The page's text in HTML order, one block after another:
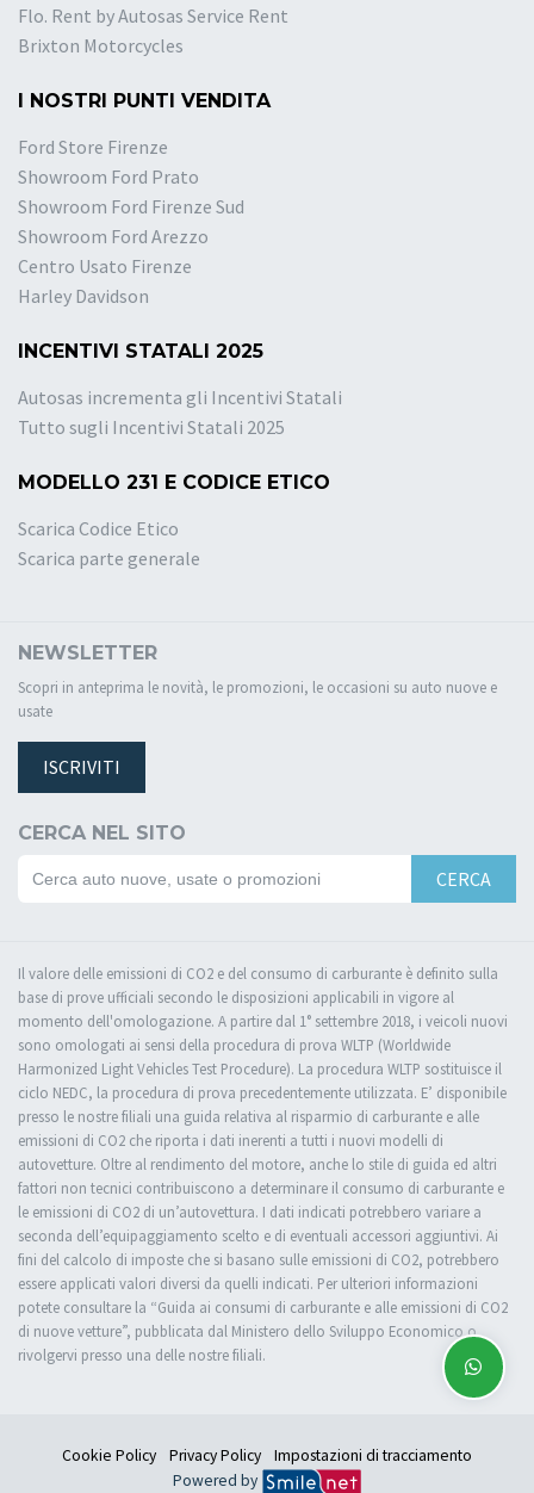
Flo. Rent by Autosas Service Rent
Brixton Motorcycles
I NOSTRI PUNTI VENDITA
Ford Store Firenze
Showroom Ford Prato
Showroom Ford Firenze Sud
Showroom Ford Arezzo
Centro Usato Firenze
Harley Davidson
INCENTIVI STATALI 2025
Autosas incrementa gli Incentivi Statali
Tutto sugli Incentivi Statali 2025
MODELLO 231 E CODICE ETICO
Scarica Codice Etico
Scarica parte generale
NEWSLETTER
Scopri in anteprima le novità, le promozioni, le occasioni su auto nuove e
usate
ISCRIVITI
CERCA NEL SITO
CERCA
Il valore delle emissioni di CO2 e del consumo di carburante è definito sulla
base di prove ufficiali secondo le disposizioni applicabili in vigore al
momento dell'omologazione. A partire dal 1° settembre 2018, i veicoli nuovi
sono omologati ai sensi della procedura di prova WLTP (Worldwide
Harmonized Light Vehicles Test Procedure). La procedura WLTP sostituisce il
ciclo NEDC, la procedura di prova precedentemente utilizzata. E’ disponibile
presso le nostre filiali una guida relativa al risparmio di carburante e alle
emissioni di CO2 che riporta i dati inerenti a tutti i nuovi modelli di
autovetture. Oltre al rendimento del motore, anche lo stile di guida ed altri
fattori non tecnici contribuiscono a determinare il consumo di carburante e
le emissioni di CO2 di un’autovettura. I dati indicati potrebbero variare a
seconda dell’equipaggiamento scelto e di eventuali accessori aggiuntivi. Ai
fini del calcolo di imposte che si basano sulle emissioni di CO2, potrebbero
essere applicati valori diversi da quelli indicati. Per ulteriori informazioni
potete consultare la “Guida ai consumi di carburante e alle emissioni di CO2
di nuove vetture”, pubblicata dal Ministero dello Sviluppo Economico o
rivolgervi presso una delle nostre filiali.
Cookie Policy Privacy Policy
Impostazioni di tracciamento
Powered by